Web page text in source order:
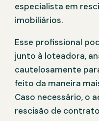
especialista em
imobiliários.
Esse profissional
junto à loteadora,
cautelosamente
feito da maneira
Caso necessário, o
rescisão de